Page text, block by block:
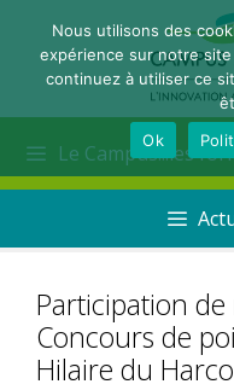
Le Campus...les
Participation de
Concours de
Hilaire du
Nous utilisons des
expérience sur notre
continuez à utiliser ce
Ok